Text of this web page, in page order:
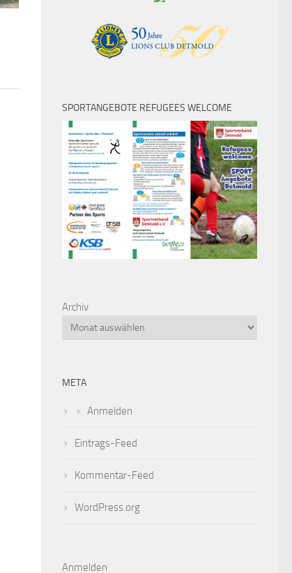
SPORTANGEBOTE REFUGEES WELCOME
Archiv
META
Anmelden
Eintrags-Feed
Kommentar-Feed
WordPress.org
Anmelden